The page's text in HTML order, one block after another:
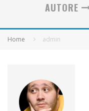
AUTORE
Home admin